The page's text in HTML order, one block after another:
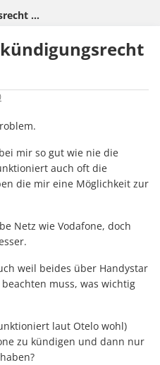
Usw…
mir so gut wie nie die
auch oft die
die mir eine Möglichkeit zur
Netz wie Vodafone, doch
weil beides über Handystar
muss, was wichtig
laut Otelo wohl)
zu kündigen und dann nur